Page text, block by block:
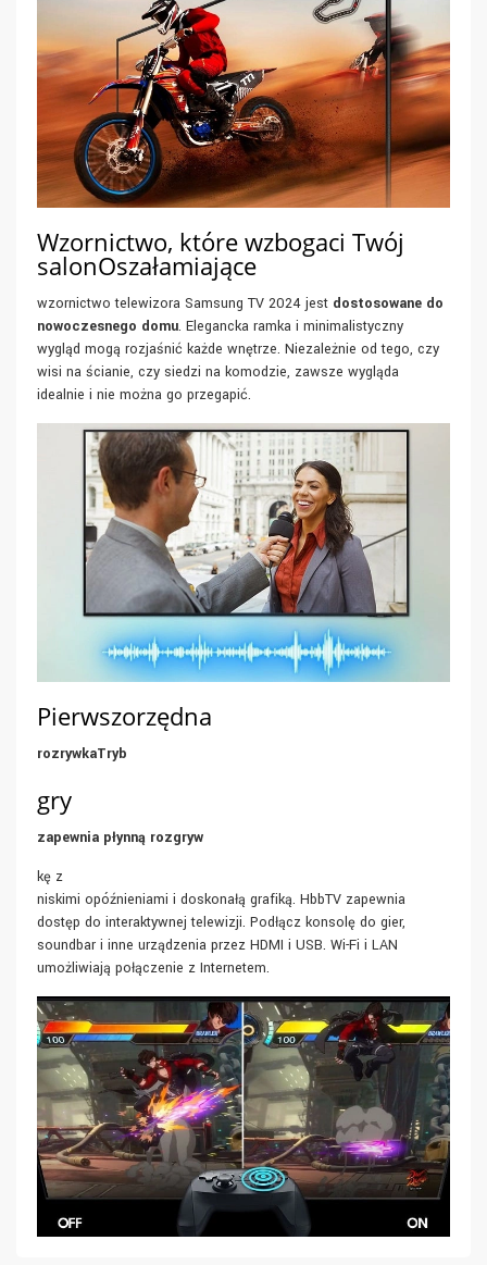
Wzornictwo, które wzbogaci Twój
salonOszałamiające
wzornictwo telewizora Samsung TV 2024 jest dostosowane do
nowoczesnego domu. Elegancka ramka i minimalistyczny
wygląd mogą rozjaśnić każde wnętrze. Niezależnie od tego, czy
wisi na ścianie, czy siedzi na komodzie, zawsze wygląda
idealnie i nie można go przegapić.
Pierwszorzędna
rozrywkaTryb
gry
zapewnia płynną rozgryw
kę z
niskimi opóźnieniami i doskonałą grafiką. HbbTV zapewnia
dostęp do interaktywnej telewizji. Podłącz konsolę do gier,
soundbar i inne urządzenia przez HDMI i USB. Wi-Fi i LAN
umożliwiają połączenie z Internetem.